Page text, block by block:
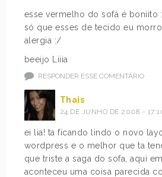
esse vermelho do sofá é boniito
só que esses de tecido eu
alergia :/
beeijo Liiia
RESPONDER ESSE COMENTÁRIO
Thais
24 DE JUNHO DE 2008 -
ei lia! ta ficando lindo o novo
wordpress e o melhor que ta
que triste a saga do sofa, aqui
aconteceu uma coisa parecida